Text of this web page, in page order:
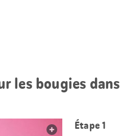
les bougies
Étape 1